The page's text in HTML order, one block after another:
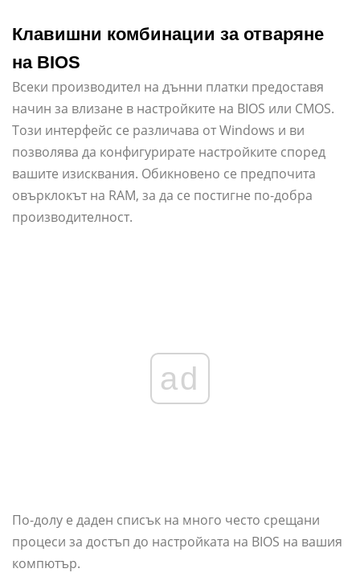
Клавишни комбинации за отваряне
на BIOS
Всеки производител на дънни платки предоставя
начин за влизане в настройките на BIOS или CMOS.
Този интерфейс се различава от Windows и ви
позволява да конфигурирате настройките според
вашите изисквания. Обикновено се предпочита
овърклокът на RAM, за да се постигне по-добра
производителност.
ad
По-долу е даден списък на много често срещани
процеси за достъп до настройката на BIOS на вашия
компютър.